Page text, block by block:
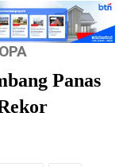
Panas